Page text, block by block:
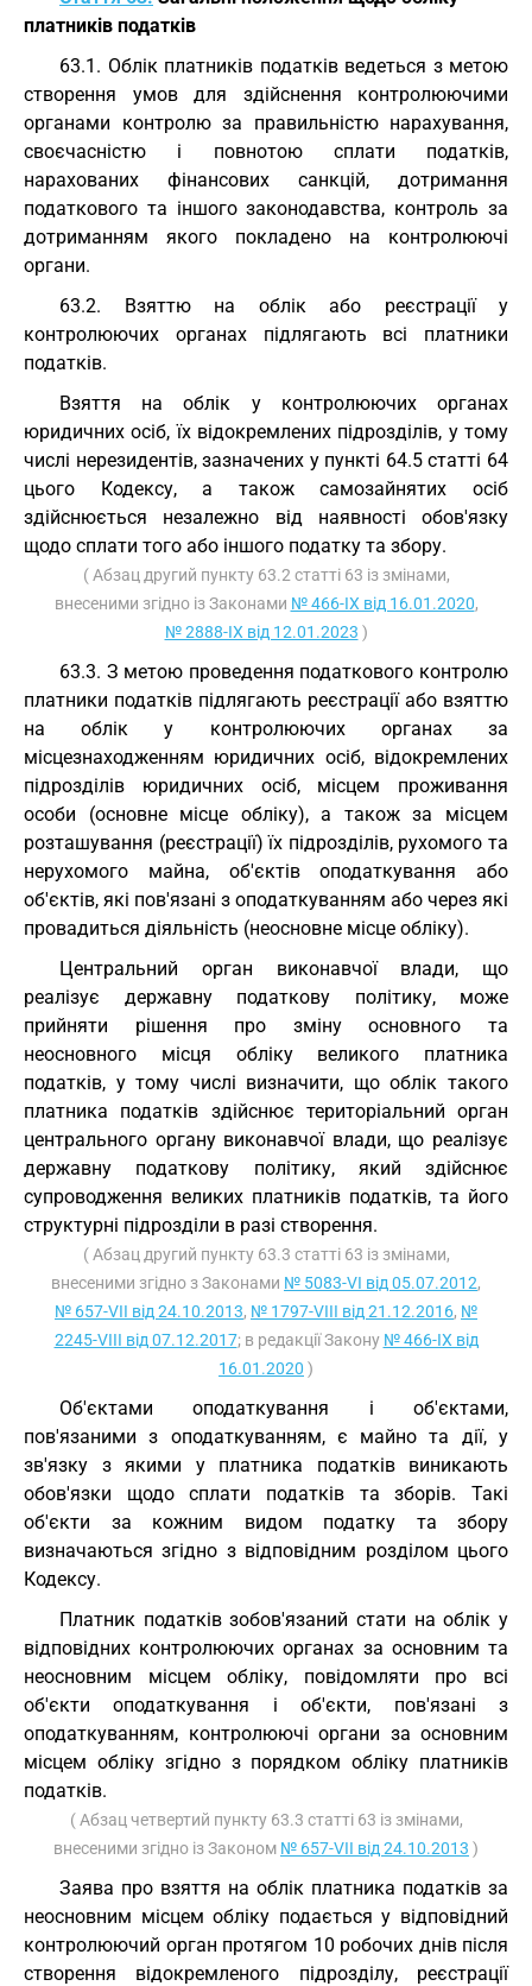
платників податків
63.1. Облік платників податків ведеться з метою
створення умов для здійснення контролюючими
органами контролю за правильністю нарахування,
своєчасністю і повнотою сплати податків,
нарахованих фінансових санкцій, дотримання
податкового та іншого законодавства, контроль за
дотриманням якого покладено на контролюючі
органи.
63.2. Взяттю на облік або реєстрації у
контролюючих органах підлягають всі платники
податків.
Взяття на облік у контролюючих органах
юридичних осіб, їх відокремлених підрозділів, у тому
числі нерезидентів, зазначених у пункті 64.5 статті 64
цього Кодексу, а також самозайнятих осіб
здійснюється незалежно від наявності обов'язку
щодо сплати того або іншого податку та збору.
( Абзац другий пункту 63.2 статті 63 із змінами,
внесеними згідно із Законами № 466-IX від 16.01.2020,
№ 2888-IX від 12.01.2023 )
63.3. З метою проведення податкового контролю
платники податків підлягають реєстрації або взяттю
на облік у контролюючих органах за
місцезнаходженням юридичних осіб, відокремлених
підрозділів юридичних осіб, місцем проживання
особи (основне місце обліку), а також за місцем
розташування (реєстрації) їх підрозділів, рухомого та
нерухомого майна, об'єктів оподаткування або
об'єктів, які пов'язані з оподаткуванням або через які
провадиться діяльність (неосновне місце обліку).
Центральний орган виконавчої влади, що
реалізує державну податкову політику, може
прийняти рішення про зміну основного та
неосновного місця обліку великого платника
податків, у тому числі визначити, що облік такого
платника податків здійснює територіальний орган
центрального органу виконавчої влади, що реалізує
державну податкову політику, який здійснює
супроводження великих платників податків, та його
структурні підрозділи в разі створення.
( Абзац другий пункту 63.3 статті 63 із змінами,
внесеними згідно з Законами № 5083-VI від 05.07.2012,
№ 657-VII від 24.10.2013, № 1797-VIII від 21.12.2016, №
2245-VIII від 07.12.2017; в редакції Закону № 466-IX від
16.01.2020 )
Об'єктами оподаткування і об'єктами,
пов'язаними з оподаткуванням, є майно та дії, у
зв'язку з якими у платника податків виникають
обов'язки щодо сплати податків та зборів. Такі
об'єкти за кожним видом податку та збору
визначаються згідно з відповідним розділом цього
Кодексу.
Платник податків зобов'язаний стати на облік у
відповідних контролюючих органах за основним та
неосновним місцем обліку, повідомляти про всі
об'єкти оподаткування і об'єкти, пов'язані з
оподаткуванням, контролюючі органи за основним
місцем обліку згідно з порядком обліку платників
податків.
( Абзац четвертий пункту 63.3 статті 63 із змінами,
внесеними згідно із Законом № 657-VII від 24.10.2013 )
Заява про взяття на облік платника податків за
неосновним місцем обліку подається у відповідний
контролюючий орган протягом 10 робочих днів після
створення відокремленого підрозділу, реєстрації